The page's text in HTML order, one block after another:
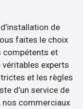
de
faites le choix
compétents et
experts
et les règles
d’un service de
nos commerciaux